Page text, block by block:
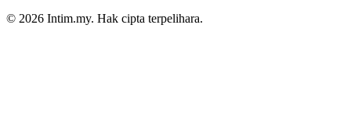
© 2026 Intim.my. Hak cipta terpelihara.